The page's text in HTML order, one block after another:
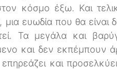
κόσμο έξω. Και
ευωδία που θα είναι
Τα μεγάλα και
και δεν εκπέμπουν
και